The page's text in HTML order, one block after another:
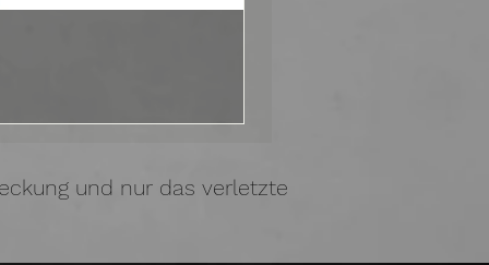
und nur das verletzte